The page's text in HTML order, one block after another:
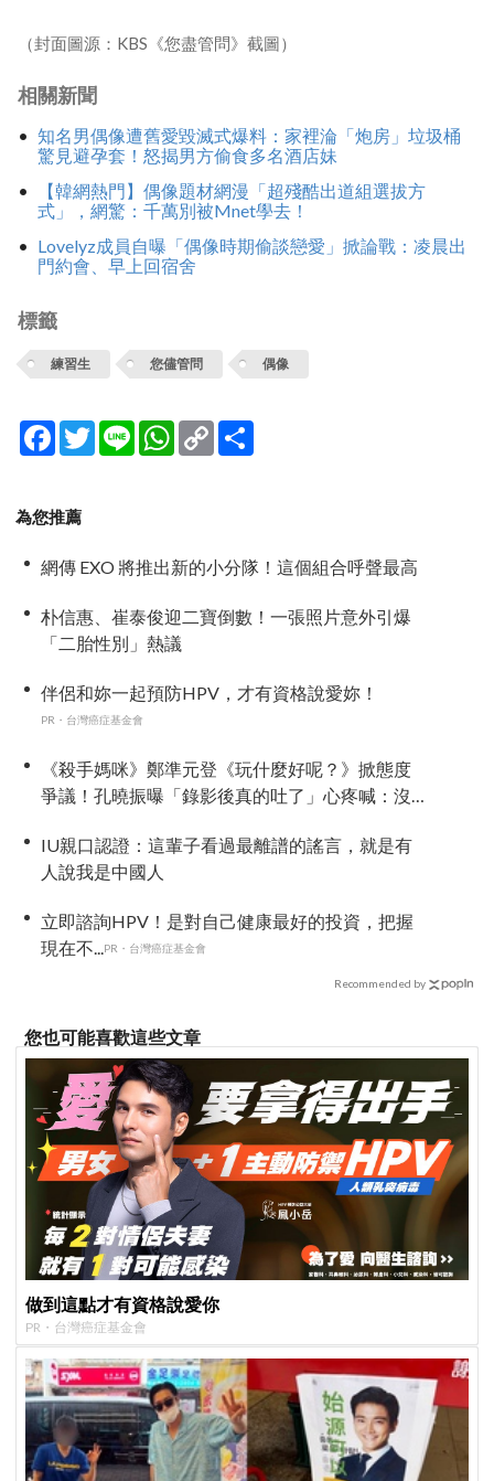
（封面圖源：KBS《您盡管問》截圖）
相關新聞
知名男偶像遭舊愛毀滅式爆料：家裡淪「炮房」垃圾桶
驚見避孕套！怒揭男方偷食多名酒店妹
【韓網熱門】偶像題材網漫「超殘酷出道組選拔方
式」，網驚：千萬別被Mnet學去！
Lovelyz成員自曝「偶像時期偷談戀愛」掀論戰：凌晨出
門約會、早上回宿舍
標籤
練習生 您儘管問 偶像
Facebook
TwitterLine WhatsApp
Copy
Link
為您推薦
網傳 EXO 將推出新的小分隊！這個組合呼聲最高
朴信惠、崔泰俊迎二寶倒數！一張照片意外引爆
「二胎性別」熱議
伴侶和妳一起預防HPV，才有資格說愛妳！
PR・台灣癌症基金會
《殺手媽咪》鄭準元登《玩什麼好呢？》掀態度
爭議！孔曉振曝「錄影後真的吐了」心疼喊：沒
IU親口認證：這輩子看過最離譜的謠言，就是有
人說我是中國人
立即諮詢HPV！是對自己健康最好的投資，把握
現在不...PR・台灣癌症基金會
Recommended by
您也可能喜歡這些文章
做到這點才有資格說愛你
PR・台灣癌症基金會